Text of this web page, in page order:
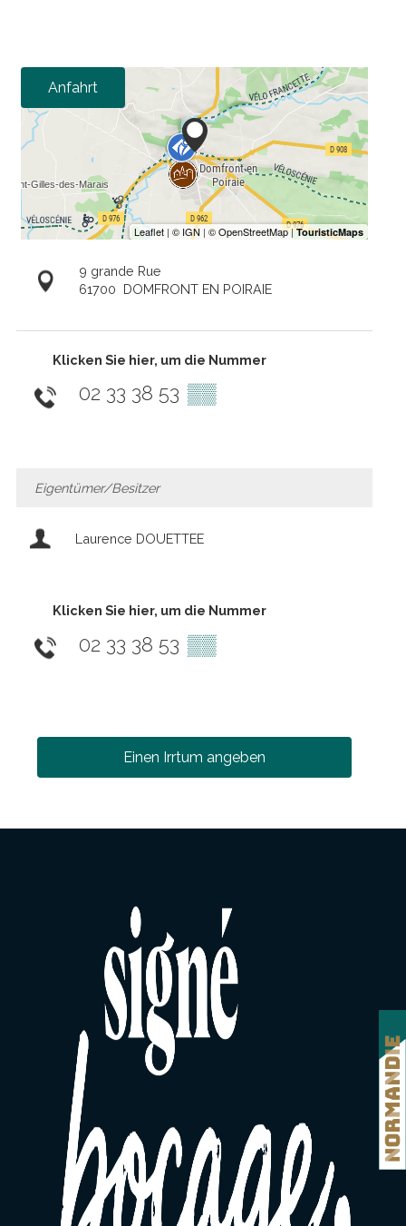
Anfahrt
9 grande Rue
61700 DOMFRONT EN POIRAIE
Klicken Sie hier, um die Nummer
02 33 38 53 ▒▒
Eigentümer/Besitzer
Laurence DOUETTEE
Klicken Sie hier, um die Nummer
02 33 38 53 ▒▒
Einen Irrtum angeben